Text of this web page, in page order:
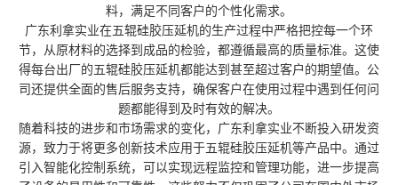
料，满足不同客户的个性化需求。
广东利拿实业在五辊硅胶压延机的生产过程中严格把控每一个环
节，从原材料的选择到成品的检验，都遵循最高的质量标准。这使
得每台出厂的五辊硅胶压延机都能达到甚至超过客户的期望值。公
司还提供全面的售后服务支持，确保客户在使用过程中遇到任何问
题都能得到及时有效的解决。
随着科技的进步和市场需求的变化，广东利拿实业不断投入研发资
源，致力于将更多创新技术应用于五辊硅胶压延机等产品中。通过
引入智能化控制系统，可以实现远程监控和管理功能，进一步提高